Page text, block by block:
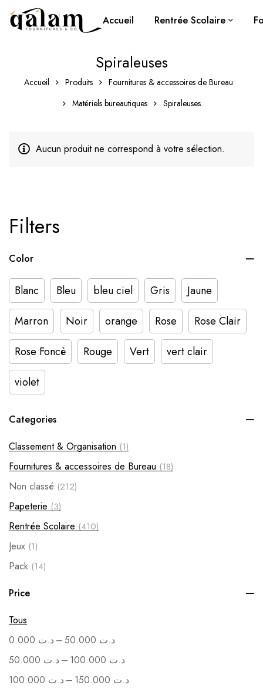
Accueil Rentrée Scolaire
Spiraleuses
Accueil Produits
Fournitures & accessoires de Bureau
Matériels bureautiques
Spiraleuses
Filters
Color
Blanc Bleu bleu ciel Gris
Jaune
Marron
Noir orange Rose
Rose Clair
Rose Foncè
Rouge Vert
vert clair
violet
Categories
Classement & Organisation (1)
Fournitures & accessoires de Bureau (18)
Non classé (212)
Papeterie (3)
Rentrée Scolaire (410)
Jeux (1)
Pack (14)
Soutenance
Price
Tous
د.ت – د.ت
د.ت – د.ت
د.ت – د.ت
Aucun produit ne correspond à votre sélection.